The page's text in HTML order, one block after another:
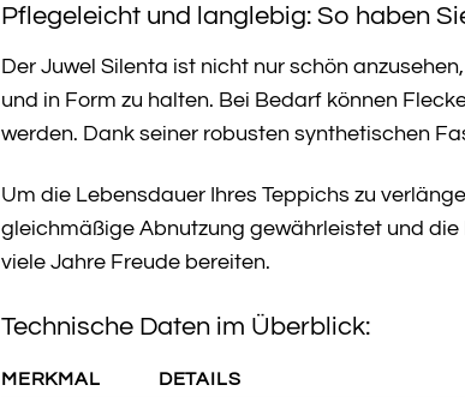
Pflegeleicht und langlebig: So haben
Der Juwel Silenta ist nicht nur schön
und in Form zu halten. Bei Bedarf können
werden. Dank seiner robusten synthetischen
Um die Lebensdauer Ihres Teppichs zu
gleichmäßige Abnutzung gewährleistet und
viele Jahre Freude bereiten.
Technische Daten im Überblick:
MERKMAL DETAILS